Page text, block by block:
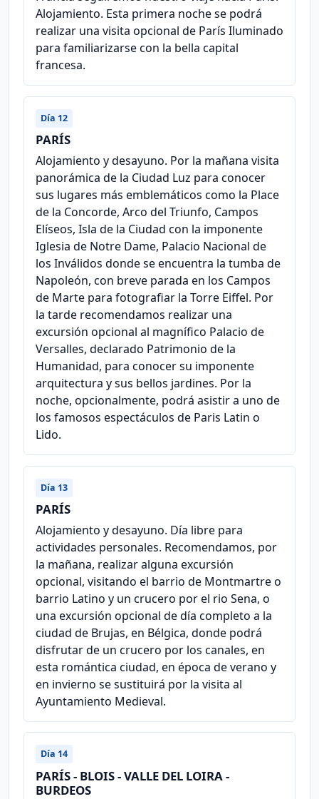
Alojamiento. Esta primera noche se podrá
realizar una visita opcional de París Iluminado
para familiarizarse con la bella capital
francesa.
Día 12
PARÍS
Alojamiento y desayuno. Por la mañana visita
panorámica de la Ciudad Luz para conocer
sus lugares más emblemáticos como la Place
de la Concorde, Arco del Triunfo, Campos
Elíseos, Isla de la Ciudad con la imponente
Iglesia de Notre Dame, Palacio Nacional de
los Inválidos donde se encuentra la tumba de
Napoleón, con breve parada en los Campos
de Marte para fotografiar la Torre Eiffel. Por
la tarde recomendamos realizar una
excursión opcional al magnífico Palacio de
Versalles, declarado Patrimonio de la
Humanidad, para conocer su imponente
arquitectura y sus bellos jardines. Por la
noche, opcionalmente, podrá asistir a uno de
los famosos espectáculos de Paris Latin o
Lido.
Día 13
PARÍS
Alojamiento y desayuno. Día libre para
actividades personales. Recomendamos, por
la mañana, realizar alguna excursión
opcional, visitando el barrio de Montmartre o
barrio Latino y un crucero por el rio Sena, o
una excursión opcional de día completo a la
ciudad de Brujas, en Bélgica, donde podrá
disfrutar de un crucero por los canales, en
esta romántica ciudad, en época de verano y
en invierno se sustituirá por la visita al
Ayuntamiento Medieval.
Día 14
PARÍS - BLOIS - VALLE DEL LOIRA -
BURDEOS